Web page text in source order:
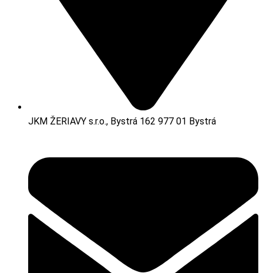
JKM ŽERIAVY s.r.o., Bystrá 162 977 01 Bystrá